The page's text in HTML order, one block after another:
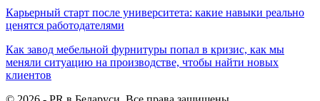
Карьерный старт после университета: какие навыки реально
ценятся работодателями
Как завод мебельной фурнитуры попал в кризис, как мы
меняли ситуацию на производстве, чтобы найти новых
клиентов